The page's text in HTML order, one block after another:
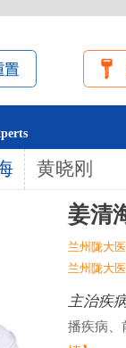
黄晓刚
姜清
兰州陇大
兰州陇大
主治疾
播疾病、